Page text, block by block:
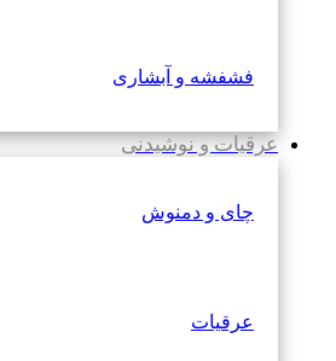
فشفشه و آبشاری
عرقیات و نوشیدنی
چای و دمنوش
عرقیات